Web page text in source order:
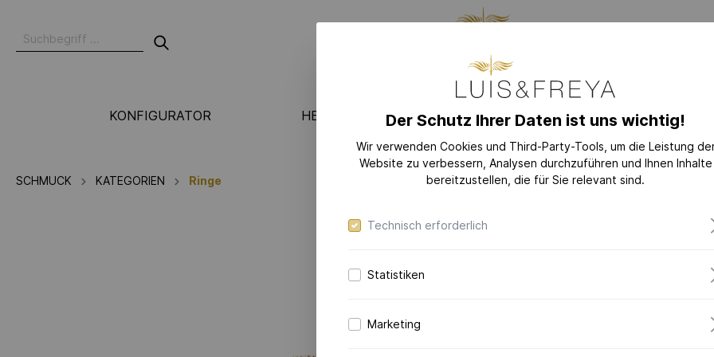
KONFIGURATOR HERSTELLUNG SCHMUCK
KOLLEKTIONEN
LOVE-LETTER
DAZZLING-
DAZZLING-
CERAMIC-
SCHMUCK KATEGORIEN Ringe
in 750er
Der Schutz Ihrer Daten ist uns wichtig!
Wir verwenden Cookies und Third-Party-Tools, um die Leistung
Website zu verbessern, Analysen durchzuführen und Ihnen Inhalte
bereitzustellen, die für Sie relevant sind.
Technisch erforderlich
Statistiken
Marketing